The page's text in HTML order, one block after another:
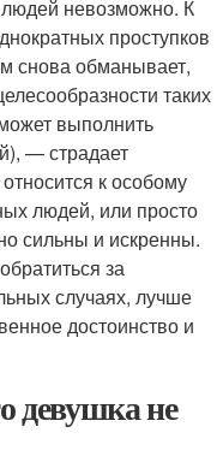
людей невозможно. К
проступков
снова обманывает,
таких
выполнить
— страдает
к особому
людей, или просто
сильны и искренны.
за
случаях, лучше
достоинство и
девушка не